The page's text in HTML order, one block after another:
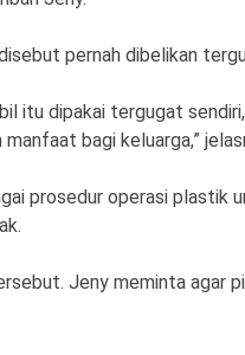
pernah dibelikan
itu dipakai tergugat
bagi keluarga,”
prosedur operasi plastik
Jeny meminta agar